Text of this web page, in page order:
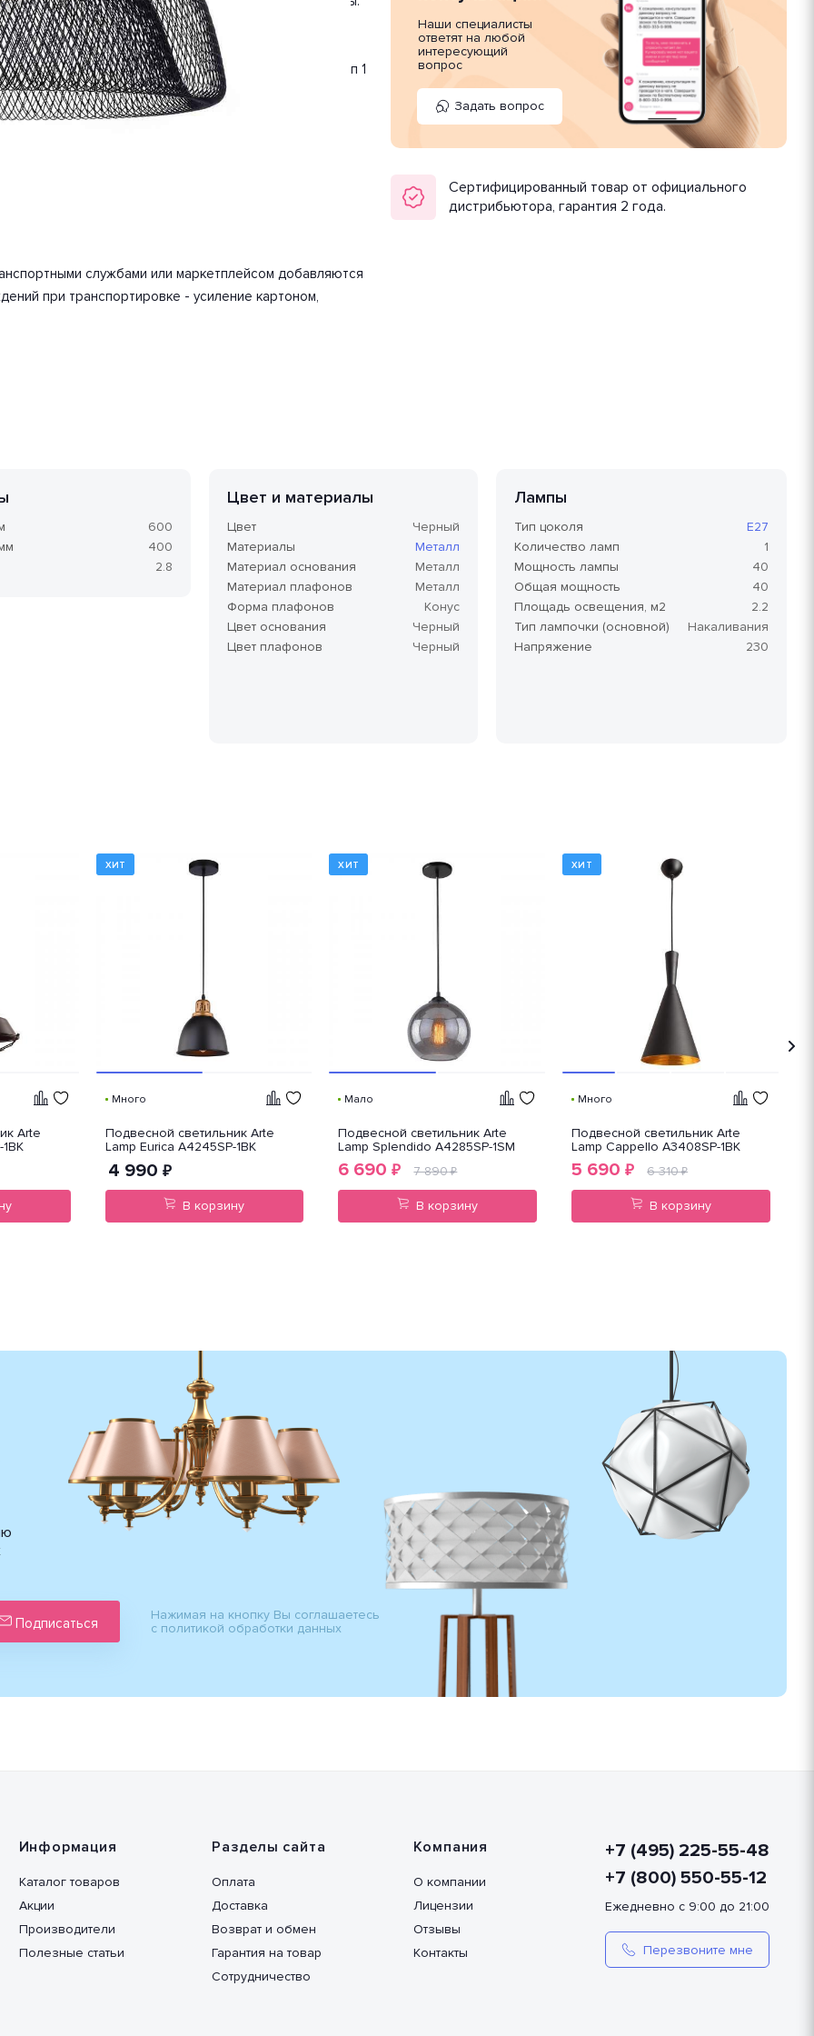
для освещения 2.2 м2.
E27. Вид ламп: накаливания. Количество ламп 1
40 Вт. Напряжение 230 Вольт.
на товар 2 года.
Детали, необходимые для сборки товара.
службами или маркетплейсом добавляются
при транспортировке - усиление картоном,
Наши специалисты
ответят на любой
интересующий
вопрос
Задать вопрос
Сертифицированный товар от официального
дистрибьютора, гарантия 2 года.
600
400
2.8
Цвет и материалы
Цвет
Черный
Материалы
Металл
Материал основания
Металл
Материал плафонов
Металл
Форма плафонов
Конус
Цвет основания
Черный
Цвет плафонов
Черный
Лампы
Тип цоколя
E27
Количество ламп
1
Мощность лампы
40
Общая мощность
40
Площадь освещения, м2
2.2
Тип лампочки (основной)
Накаливания
Напряжение
230
Arte
ХИТ
Много
Подвесной светильник Arte
Lamp Eurica A4245SP-1BK
4 990 ₽
В корзину
ХИТ
Мало
Подвесной светильник Arte
Lamp Splendido A4285SP-1SM
6 690 ₽ 7 890₽
В корзину
ХИТ
Много
Подвесной светильник Arte
Lamp Cappello A3408SP-1BK
5 690 ₽ 6 310₽
В корзину
Подписаться
Нажимая на кнопку Вы соглашаетесь
с политикой обработки данных
Информация
Каталог товаров
Акции
Производители
Полезные статьи
Разделы сайта
Оплата
Доставка
Возврат и обмен
Гарантия на товар
Сотрудничество
Компания
О компании
Лицензии
Отзывы
Контакты
+7 (495) 225-55-48
+7 (800) 550-55-12
Ежедневно с 9:00 до 21:00
Перезвоните мне